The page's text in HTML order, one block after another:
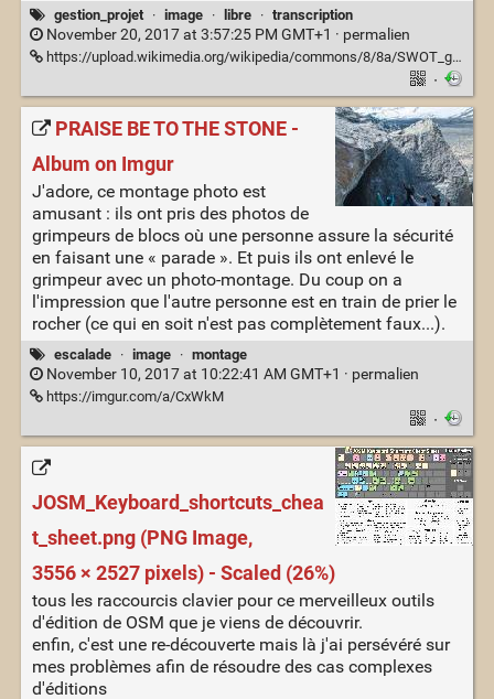
gestion_projet · image · libre · transcription
November 20, 2017 at 3:57:25 PM GMT+1 · permalien
https://upload.wikimedia.org/wikipedia/commons/8/8a/SWOT_grapheFL.jpg?uselang=fr
·
PRAISE BE TO THE STONE -
Album on Imgur
J'adore, ce montage photo est
amusant : ils ont pris des photos de
grimpeurs de blocs où une personne assure la sécurité
en faisant une « parade ». Et puis ils ont enlevé le
grimpeur avec un photo-montage. Du coup on a
l'impression que l'autre personne est en train de prier le
rocher (ce qui en soit n'est pas complètement faux...).
escalade · image · montage
November 10, 2017 at 10:22:41 AM GMT+1 · permalien
https://imgur.com/a/CxWkM
·
JOSM_Keyboard_shortcuts_chea
t_sheet.png (PNG Image,
3556 × 2527 pixels) - Scaled (26%)
tous les raccourcis clavier pour ce merveilleux outils
d'édition de OSM que je viens de découvrir.
enfin, c'est une re-découverte mais là j'ai persévéré sur
mes problèmes afin de résoudre des cas complexes
d'éditions